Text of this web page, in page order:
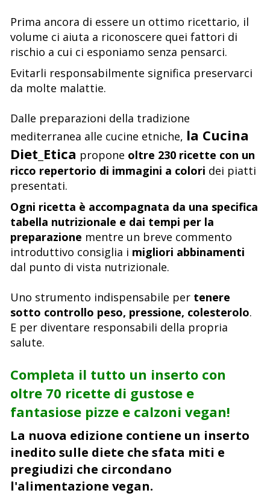
Prima ancora di essere un ottimo ricettario, il
volume ci aiuta a riconoscere quei fattori di
rischio a cui ci esponiamo senza pensarci.
Evitarli responsabilmente significa preservarci
da molte malattie.
Dalle preparazioni della tradizione
mediterranea alle cucine etniche, la Cucina
Diet_Etica propone oltre 230 ricette con un
ricco repertorio di immagini a colori dei piatti
presentati.
Ogni ricetta è accompagnata da una specifica
tabella nutrizionale e dai tempi per la
preparazione mentre un breve commento
introduttivo consiglia i migliori abbinamenti
dal punto di vista nutrizionale.
Uno strumento indispensabile per tenere
sotto controllo peso, pressione, colesterolo.
E per diventare responsabili della propria
salute.
Completa il tutto un inserto con
oltre 70 ricette di gustose e
fantasiose pizze e calzoni vegan!
La nuova edizione contiene un inserto
inedito sulle diete che sfata miti e
pregiudizi che circondano
l'alimentazione vegan.